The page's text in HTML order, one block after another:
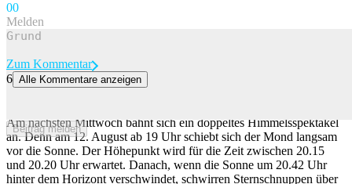
00
Melden
Beitrag melden
Zum Kommentar
6 Alle Kommentare anzeigen
Am nächsten Mittwoch bahnt sich ein doppeltes Himmelsspektakel
an. Denn am 12. August ab 19 Uhr schiebt sich der Mond langsam
vor die Sonne. Der Höhepunkt wird für die Zeit zwischen 20.15
und 20.20 Uhr erwartet. Danach, wenn die Sonne um 20.42 Uhr
hinter dem Horizont verschwindet, schwirren Sternschnuppen über